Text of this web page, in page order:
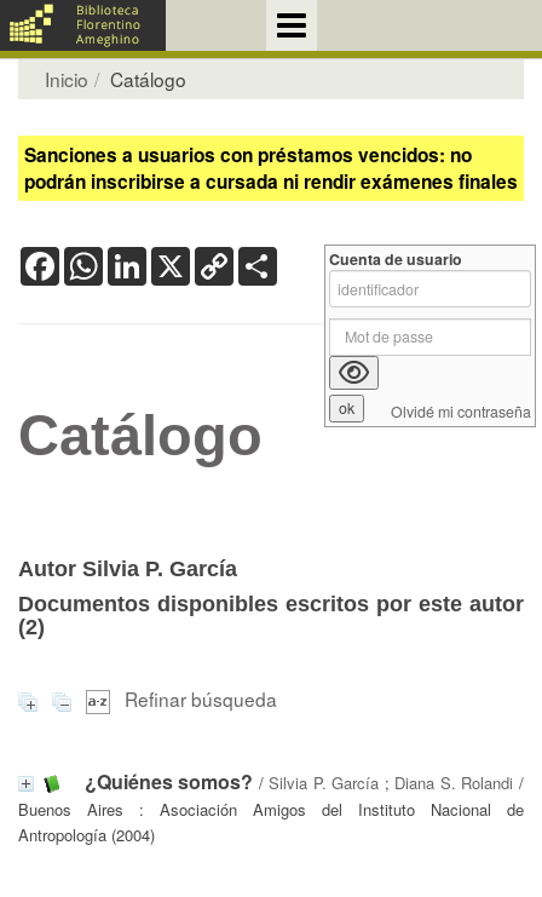
Inicio Catálogo
Sanciones a usuarios con préstamos vencidos: no
podrán inscribirse a cursada ni rendir exámenes finales
FacebookWhatsApp
LinkedIn
X Copy
Link
Catálogo
Autor Silvia P. García
Documentos disponibles escritos por este autor
(2)
Refinar búsqueda
¿Quiénes somos? /Silvia P. García ; Diana S. Rolandi /
Buenos Aires : Asociación Amigos del Instituto Nacional de
Antropología (2004)
Cuenta de usuario
Olvidé mi contraseña